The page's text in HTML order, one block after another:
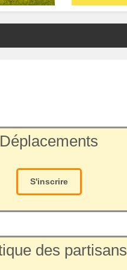
Déplacements
S'inscrire
des partisans